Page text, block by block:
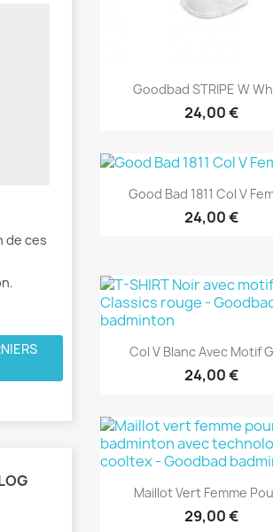
de ces
Aperçu rapide
Goodbad STRIPE W
24,00 €
Aperçu rapide
Good Bad 1811 Col V
24,00 €
Aperçu rapide
Col V Blanc Avec Motif
24,00 €
Aperçu rapide
Maillot Vert Femme
29,00 €